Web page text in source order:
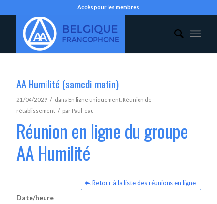
Accès pour les membres
AA Humilité (samedi matin)
21/04/2029 / dans En ligne uniquement, Réunion de
rétablissement / par Paul-eau
Réunion en ligne du groupe
AA Humilité
Retour à la liste des réunions en ligne
Date/heure